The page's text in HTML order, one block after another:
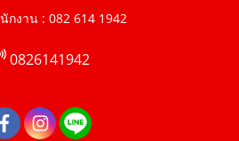
กงาน : 082 614 1942
0826141942